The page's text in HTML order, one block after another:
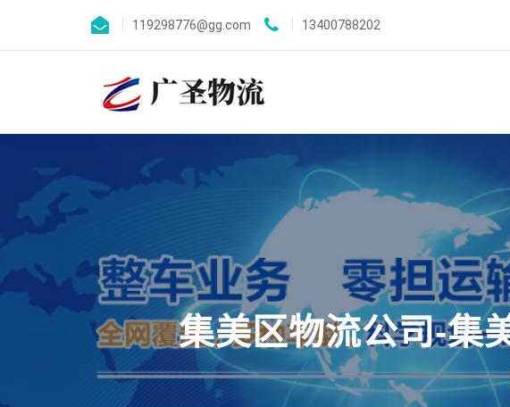
119298776@gg.com 13400788202
集美区物流公司-集